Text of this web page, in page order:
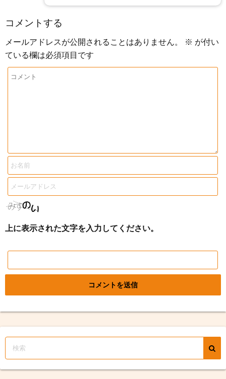
コメントする
メールアドレスが公開されることはありません。 ※ が付い
ている欄は必須項目です
上に表示された文字を入力してください。